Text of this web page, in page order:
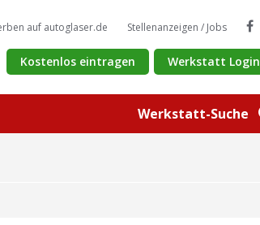
Werkstatt-Suche
auf autoglaser.de Stellenanzeigen / Jobs
Kostenlos eintragen Werkstatt Login